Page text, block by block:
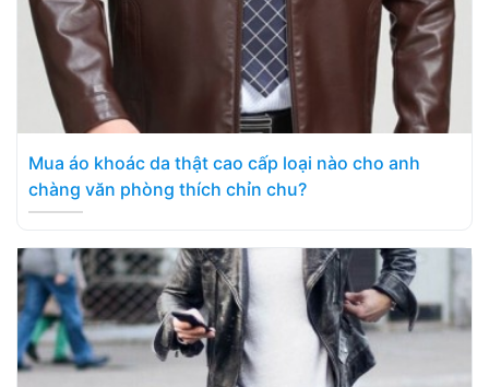
Mua áo khoác da thật cao cấp loại nào cho anh
chàng văn phòng thích chỉn chu?